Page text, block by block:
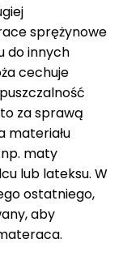
sprężynowe
do innych
cechuje
za sprawą
materiału
maty
lub lateksu. W
ostatniego,
aby